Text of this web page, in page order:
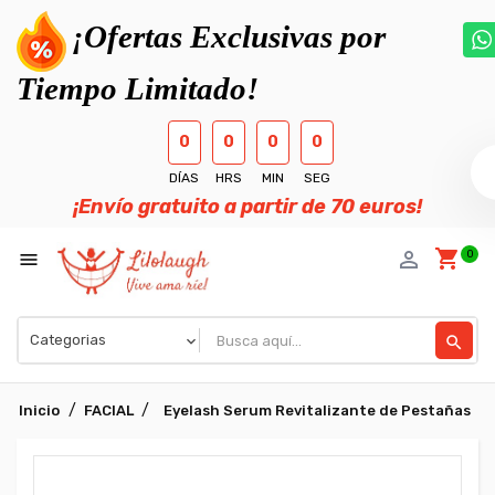
¡Ofertas Exclusivas por
Tiempo Limitado!
0
DÍAS
0
HRS
0
MIN
0
SEG
¡Envío gratuito a partir de 70 euros!
 shopping_cart 0
person_outline
search
Inicio FACIAL Eyelash Serum Revitalizante de Pestañas